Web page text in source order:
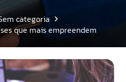
categoria
que mais empreendem